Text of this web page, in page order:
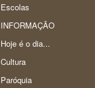
Escolas
INFORMAÇÃO
Hoje é o dia...
Cultura
Paróquia